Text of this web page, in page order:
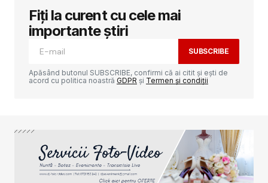
Adresa ta de email nu va fi publicată.
Câmpurile obligatorii sunt marcate cu
Your E-mail*
Fiți la curent cu cele mai
importante știri
SUBSCRIBE
Apăsând butonul SUBSCRIBE, confirmi că ai citit și ești de
acord cu politica noastră GDPR și Termen și condiții